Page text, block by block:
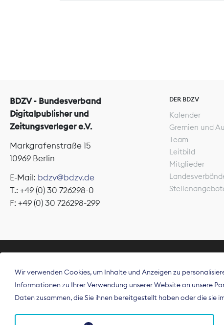
BDZV - Bundesverband
Digitalpublisher und
Zeitungsverleger e.V.
Markgrafenstraße 15
10969 Berlin
E-Mail: bdzv@bdzv.de
T.: +49 (0) 30 726298-0
F: +49 (0) 30 726298-299
DER BDZV
Kalender
Gremien und
Team
Leitbild
Mitglieder
Der
Deutschland
Wir verwenden Cookies, um Inhalte und Anzeigen zu
Informationen zu Ihrer Verwendung unserer Website an unsere
Daten zusammen, die Sie ihnen bereitgestellt haben oder die sie